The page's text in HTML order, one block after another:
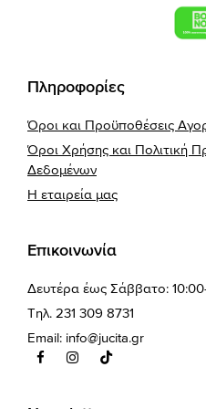
Πληροφορίες
Όροι και Προϋποθέσεις
Όροι Χρήσης και Πολιτική
Δεδομένων
Η εταιρεία μας
Επικοινωνία
Δευτέρα έως Σάββατο:
Τηλ. 231 309 8731
Email: info@jucita.gr